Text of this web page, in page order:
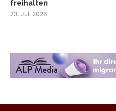
freihalten
23. Juli 2026